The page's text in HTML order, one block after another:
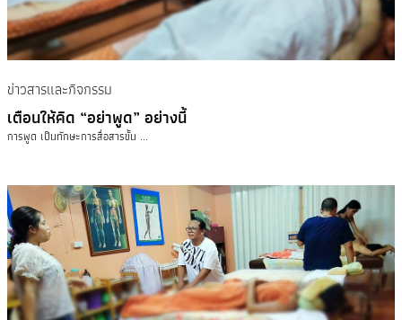
ข่าวสารและกิจกรรม
เตือนให้คิด “อย่าพูด” อย่างนี้
การพูด เป็นทักษะการสื่อสารขั้น ...